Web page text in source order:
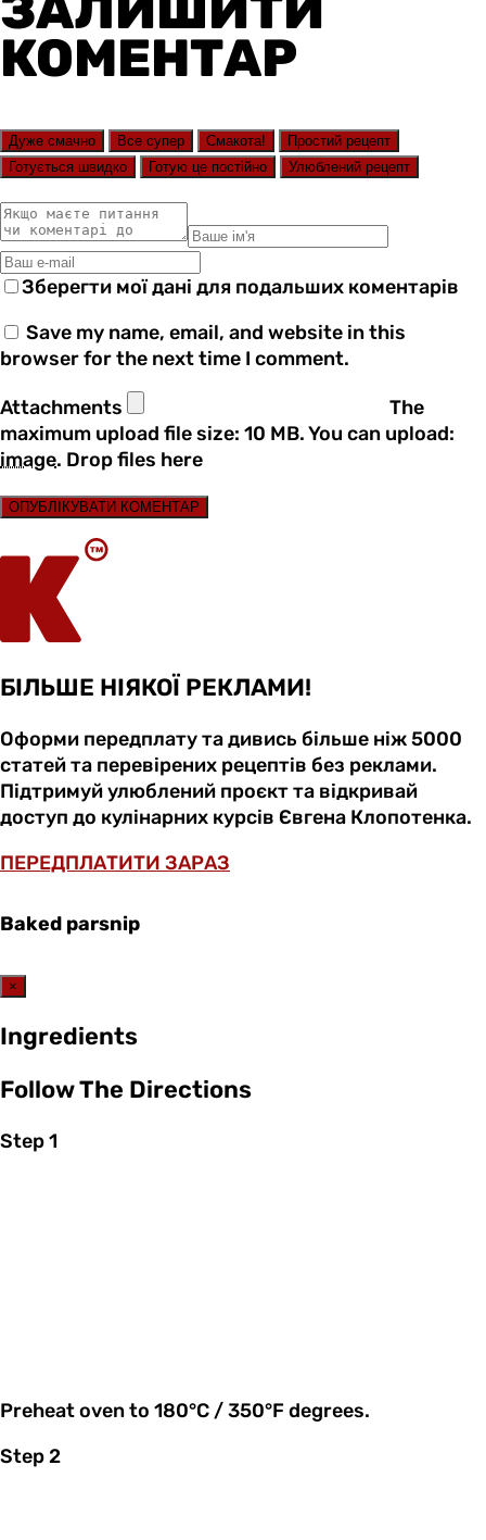
КОМЕНТАР
Дуже смачно Все супер Смакота!
Простий рецепт
Готується швидко
Готую це постійно Улюблений рецепт
Зберегти мої дані для подальших коментарів
Save my name, email, and website in this
browser for the next time I comment.
Attachments
The
maximum upload file size: 10 MB.You can upload:
image. Drop files here
ОПУБЛІКУВАТИ КОМЕНТАР
БІЛЬШЕ НІЯКОЇ РЕКЛАМИ!
Оформи передплату та дивись більше ніж 5000
статей та перевірених рецептів без реклами.
Підтримуй улюблений проєкт та відкривай
доступ до кулінарних курсів Євгена Клопотенка.
ПЕРЕДПЛАТИТИ ЗАРАЗ
Baked parsnip
×
Ingredients
Follow The Directions
Step 1
Preheat oven to 180°C / 350°F degrees.
Step 2